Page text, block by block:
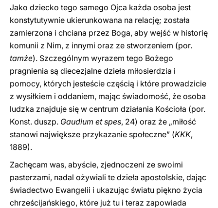
Jako dziecko tego samego Ojca każda osoba jest
konstytutywnie ukierunkowana na relację; została
zamierzona i chciana przez Boga, aby wejść w historię
komunii z Nim, z innymi oraz ze stworzeniem (por.
tamże). Szczególnym wyrazem tego Bożego
pragnienia są diecezjalne dzieła miłosierdzia i
pomocy, których jesteście częścią i które prowadzicie
z wysiłkiem i oddaniem, mając świadomość, że osoba
ludzka znajduje się w centrum działania Kościoła (por.
Konst. duszp. Gaudium et spes, 24) oraz że „miłość
stanowi największe przykazanie społeczne” (KKK,
1889).
Zachęcam was, abyście, zjednoczeni ze swoimi
pasterzami, nadal ożywiali te dzieła apostolskie, dając
świadectwo Ewangelii i ukazując światu piękno życia
chrześcijańskiego, które już tu i teraz zapowiada